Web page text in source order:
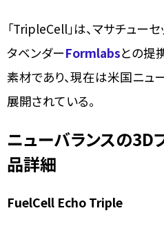
「TripleCell」は、マサチュー
タベンダーFormlabsとの提
素材であり、現在は米国ニュ
展開されている。
ニューバランスの3D
品詳細
FuelCell Echo Triple